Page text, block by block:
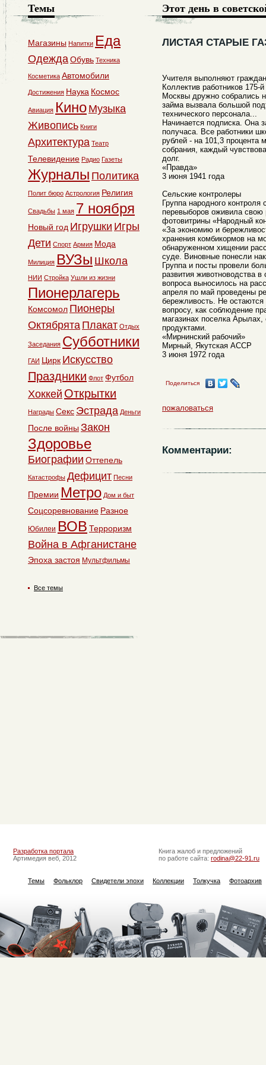
Этот день в
ЛИСТАЯ СТАРЫЕ
Учителя выполняют
Коллектив работников 175-
Москвы дружно собрались
займа вызвала большой
технического персонала...
Начинается подписка. Она
получаса. Все работники
рублей - на 101,3 процента
собрания, каждый
долг.
«Правда»
3 июня 1941 года
Сельские контролеры
Группа народного
перевыборов оживила
фотовитрины «Народный
«За экономию и
хранения комбикормов на
обнаруженном хищении
суде. Виновные понесли
Группа и посты провели
развития животноводства
вопроса выносилось на
апреля по май проведены
бережливость. Не остаются
вопросу, как соблюдение
магазинах поселка Арылах,
продуктами.
«Мирнинский рабочий»
Мирный, Якутская АССР
3 июня 1972 года
Поделиться
пожаловаться
Комментарии:
Темы
Магазины Напитки Еда
ОдеждаОбувь Техника
Косметика Автомобили
Достижения Наука Космос
Авиация Кино Музыка
Живопись Книги
Архитектура Театр
Телевидение Радио Газеты
Журналы Политика
Полит бюро Астрология Религия
Свадьбы 1 мая 7 ноября
Новый год Игрушки Игры
Дети Спорт Армия Мода
Милиция ВУЗы Школа
НИИ Стройка Ушли из жизни
Пионерлагерь
Комсомол Пионеры
Октябрята Плакат Отдых
Заседания Субботники
ГАИ Цирк Искусство
Праздники Флот Футбол
Хоккей Открытки
Награды Секс Эстрада Деньги
После войны Закон
Здоровье
Биографии Оттепель
Катастрофы Дефицит Песни
Премии Метро Дом и быт
Соцсоревнование Разное
Юбилеи ВОВ Терроризм
Война в Афганистане
Эпоха застоя Мультфильмы
Все темы
Разработка портала
Артимедия веб, 2012
Книга жалоб и предложений
по работе сайта: rodina@22-91.ru
Темы Фольклор Свидетели эпохи Коллекции Толкучка Фотоархив